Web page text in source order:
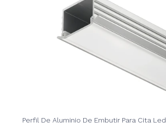
Perfil De Aluminio De Embutir Para Cita Led